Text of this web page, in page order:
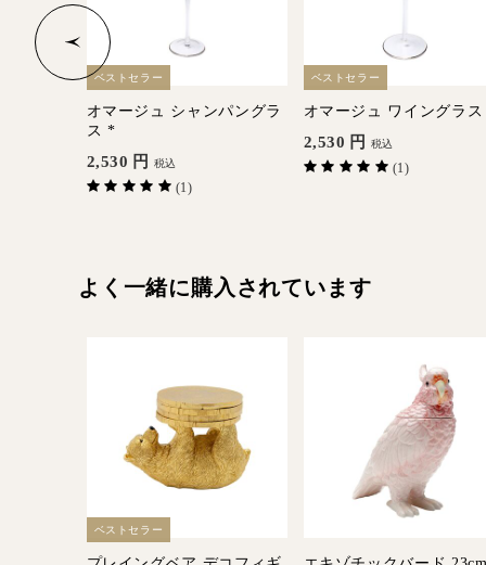
ベストセラー
オマージュ シャンパングラ
ス *
2,530 円 税込
(1)
ベストセラー
オマージュ ワイングラス
2,530 円 税込
(1)
よく一緒に購入されています
ベストセラー